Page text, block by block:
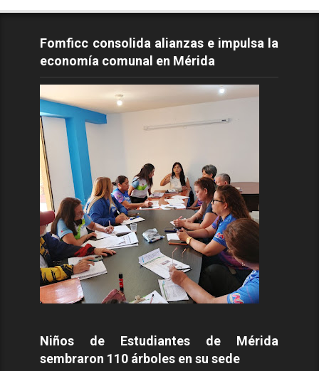
Fomficc consolida alianzas e impulsa la
economía comunal en Mérida
Niños de Estudiantes de Mérida
sembraron 110 árboles en su sede